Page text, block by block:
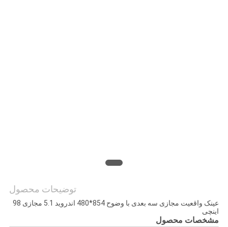
توضیحات محصول
عینک واقعیت مجازی سه بعدی با وضوح 854*480 اندروید 5.1 مجازی 98
اینچی
مشخصات محصول